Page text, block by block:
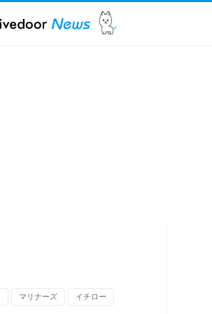
マリナーズ イチロー